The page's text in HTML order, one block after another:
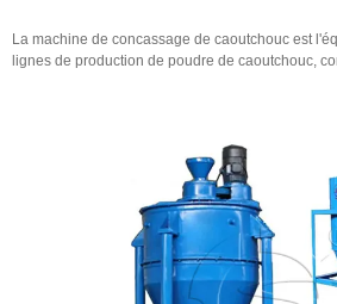
La machine de concassage de caoutchouc est
lignes de production de poudre de caoutchouc,